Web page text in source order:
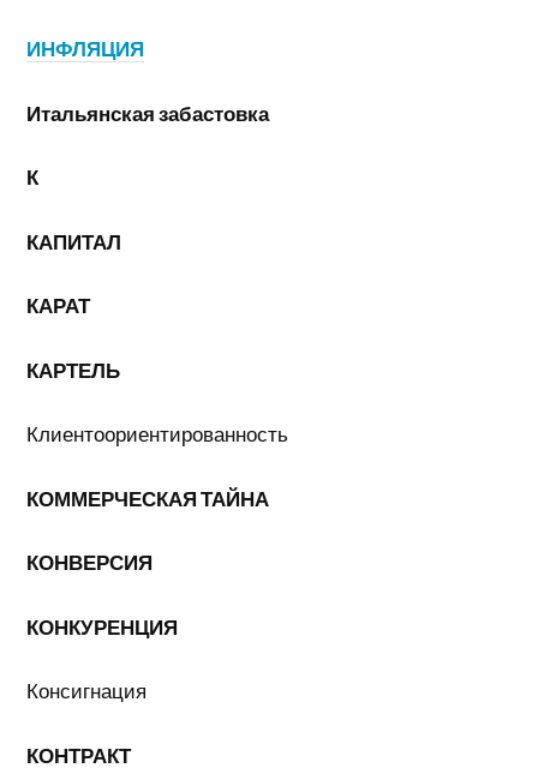
ИНФЛЯЦИЯ
Итальянская забастовка
К
КАПИТАЛ
КАРАТ
КАРТЕЛЬ
Клиентоориентированность
КОММЕРЧЕСКАЯ ТАЙНА
КОНВЕРСИЯ
КОНКУРЕНЦИЯ
Консигнация
КОНТРАКТ